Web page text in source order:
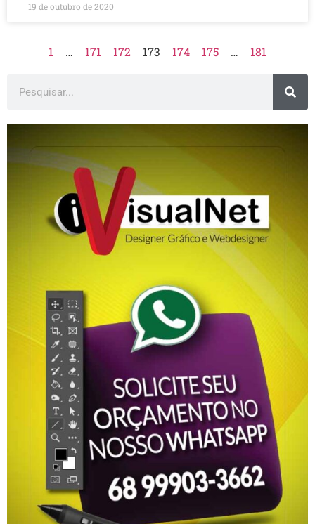
19 de outubro de 2020
1 … 171 172 173 174 175 … 181